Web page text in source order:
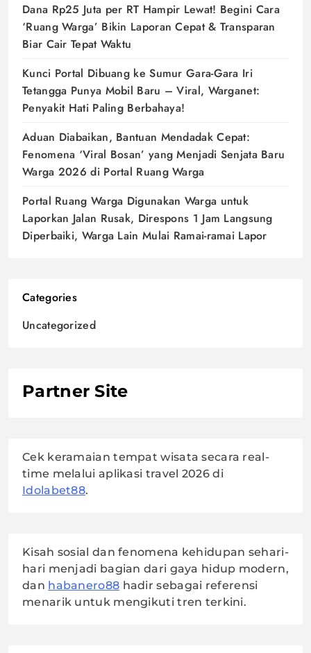
Dana Rp25 Juta per RT Hampir Lewat! Begini Cara
‘Ruang Warga’ Bikin Laporan Cepat & Transparan
Biar Cair Tepat Waktu
Kunci Portal Dibuang ke Sumur Gara-Gara Iri
Tetangga Punya Mobil Baru – Viral, Warganet:
Penyakit Hati Paling Berbahaya!
Aduan Diabaikan, Bantuan Mendadak Cepat:
Fenomena ‘Viral Bosan’ yang Menjadi Senjata Baru
Warga 2026 di Portal Ruang Warga
Portal Ruang Warga Digunakan Warga untuk
Laporkan Jalan Rusak, Direspons 1 Jam Langsung
Diperbaiki, Warga Lain Mulai Ramai-ramai Lapor
Categories
Uncategorized
Partner Site
Cek keramaian tempat wisata secara real-
time melalui aplikasi travel 2026 di
Idolabet88.
Kisah sosial dan fenomena kehidupan sehari-
hari menjadi bagian dari gaya hidup modern,
dan habanero88 hadir sebagai referensi
menarik untuk mengikuti tren terkini.